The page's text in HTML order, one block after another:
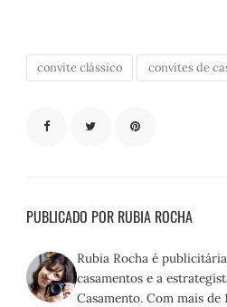
convite clássico convites de
PUBLICADO POR RUBIA ROCHA
Rubia Rocha é
casamentos e a
Casamento. Com mais de